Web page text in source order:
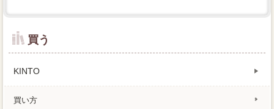
買う
KINTO
買い方